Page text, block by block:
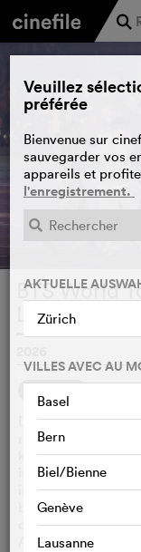
j
BTS World
Live Viewing
Die historische
kehrt die
in das legendäre
in Kinos auf der
bewegende
drei Jahren und
Auftritt als
Veuillez
préférée
Bienvenue sur
sauvegarder vos
appareils et
l'enregistrement.
AKTUELLE
Zürich
VILLES AVEC AU
Basel
Bern
Biel/Bienne
Genève
Lausanne